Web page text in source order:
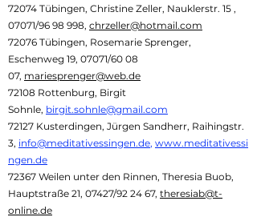
72074 Tübingen, Christine Zeller, Nauklerstr. 15 ,
07071/96 98 998, chrzeller@hotmail.com
72076 Tübingen, Rosemarie Sprenger,
Eschenweg 19, 07071/60 08
07, mariesprenger@web.de
72108 Rottenburg, Birgit
Sohnle, birgit.sohnle@gmail.com
72127 Kusterdingen, Jürgen Sandherr, Raihingstr.
3, info@meditativessingen.de, www.meditativessi
ngen.de
72367 Weilen unter den Rinnen, Theresia Buob,
Hauptstraße 21, 07427/92 24 67, theresiab@t-
online.de